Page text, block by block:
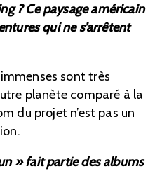
? Ce paysage américain
qui ne s’arrêtent
sont très
planète comparé à la
du projet n’est pas un
» fait partie des albums